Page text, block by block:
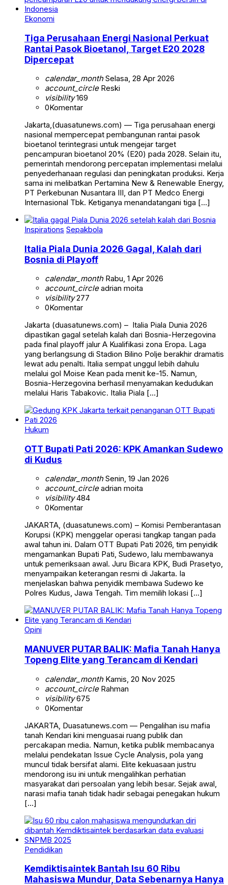
Ekonomi
Tiga Perusahaan Energi Nasional Perkuat
Rantai Pasok Bioetanol, Target E20 2028
Dipercepat
calendar_monthSelasa, 28 Apr 2026
account_circleReski
visibility169
0Komentar
Jakarta,(duasatunews.com) — Tiga perusahaan energi
nasional mempercepat pembangunan rantai pasok
bioetanol terintegrasi untuk mengejar target
pencampuran bioetanol 20% (E20) pada 2028. Selain itu,
pemerintah mendorong percepatan implementasi melalui
penyederhanaan regulasi dan peningkatan produksi. Kerja
sama ini melibatkan Pertamina New & Renewable Energy,
PT Perkebunan Nusantara III, dan PT Medco Energi
Internasional Tbk. Ketiganya menandatangani tiga […]
Inspirations Sepakbola
Italia Piala Dunia 2026 Gagal, Kalah dari
Bosnia di Playoff
calendar_monthRabu, 1 Apr 2026
account_circleadrian moita
visibility277
0Komentar
Jakarta (duasatunews.com) – Italia Piala Dunia 2026
dipastikan gagal setelah kalah dari Bosnia-Herzegovina
pada final playoff jalur A Kualifikasi zona Eropa. Laga
yang berlangsung di Stadion Bilino Polje berakhir dramatis
lewat adu penalti. Italia sempat unggul lebih dahulu
melalui gol Moise Kean pada menit ke-15. Namun,
Bosnia-Herzegovina berhasil menyamakan kedudukan
melalui Haris Tabakovic. Italia Piala […]
Hukum
OTT Bupati Pati 2026: KPK Amankan Sudewo
di Kudus
calendar_monthSenin, 19 Jan 2026
account_circleadrian moita
visibility484
0Komentar
JAKARTA, (duasatunews.com) – Komisi Pemberantasan
Korupsi (KPK) menggelar operasi tangkap tangan pada
awal tahun ini. Dalam OTT Bupati Pati 2026, tim penyidik
mengamankan Bupati Pati, Sudewo, lalu membawanya
untuk pemeriksaan awal. Juru Bicara KPK, Budi Prasetyo,
menyampaikan keterangan resmi di Jakarta. Ia
menjelaskan bahwa penyidik membawa Sudewo ke
Polres Kudus, Jawa Tengah. Tim memilih lokasi […]
Opini
MANUVER PUTAR BALIK: Mafia Tanah Hanya
Topeng Elite yang Terancam di Kendari
calendar_monthKamis, 20 Nov 2025
account_circleRahman
visibility675
0Komentar
JAKARTA, Duasatunews.com — Pengalihan isu mafia
tanah Kendari kini menguasai ruang publik dan
percakapan media. Namun, ketika publik membacanya
melalui pendekatan Issue Cycle Analysis, pola yang
muncul tidak bersifat alami. Elite kekuasaan justru
mendorong isu ini untuk mengalihkan perhatian
masyarakat dari persoalan yang lebih besar. Sejak awal,
narasi mafia tanah tidak hadir sebagai penegakan hukum
[…]
Pendidikan
Kemdiktisaintek Bantah Isu 60 Ribu
Mahasiswa Mundur, Data Sebenarnya Hanya